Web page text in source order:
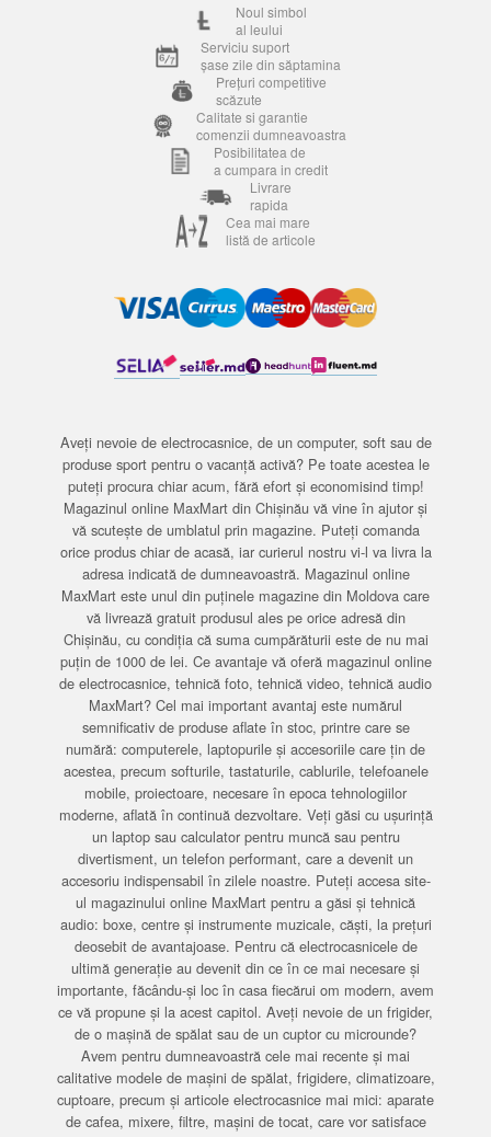
Noul simbol
al leului
Serviciu suport
șase zile din săptamina
Prețuri competitive
scăzute
Calitate si garantie
comenzii dumneavoastra
Posibilitatea de
a cumpara in credit
Livrare
rapida
Cea mai mare
listă de articole
Aveți nevoie de electrocasnice, de un computer, soft sau de
produse sport pentru o vacanță activă? Pe toate acestea le
puteți procura chiar acum, fără efort și economisind timp!
Magazinul online MaxMart din Chișinău vă vine în ajutor și
vă scutește de umblatul prin magazine. Puteți comanda
orice produs chiar de acasă, iar curierul nostru vi-l va livra la
adresa indicată de dumneavoastră. Magazinul online
MaxMart este unul din puținele magazine din Moldova care
vă livrează gratuit produsul ales pe orice adresă din
Chișinău, cu condiția că suma cumpărăturii este de nu mai
puțin de 1000 de lei. Ce avantaje vă oferă magazinul online
de electrocasnice, tehnică foto, tehnică video, tehnică audio
MaxMart? Cel mai important avantaj este numărul
semnificativ de produse aflate în stoc, printre care se
numără: computerele, laptopurile și accesoriile care țin de
acestea, precum softurile, tastaturile, cablurile, telefoanele
mobile, proiectoare, necesare în epoca tehnologiilor
moderne, aflată în continuă dezvoltare. Veți găsi cu ușurință
un laptop sau calculator pentru muncă sau pentru
divertisment, un telefon performant, care a devenit un
accesoriu indispensabil în zilele noastre. Puteți accesa site-
ul magazinului online MaxMart pentru a găsi și tehnică
audio: boxe, centre și instrumente muzicale, căști, la prețuri
deosebit de avantajoase. Pentru că electrocasnicele de
ultimă generație au devenit din ce în ce mai necesare și
importante, făcându-și loc în casa fiecărui om modern, avem
ce vă propune și la acest capitol. Aveți nevoie de un frigider,
de o mașină de spălat sau de un cuptor cu microunde?
Avem pentru dumneavoastră cele mai recente și mai
calitative modele de mașini de spălat, frigidere, climatizoare,
cuptoare, precum și articole electrocasnice mai mici: aparate
de cafea, mixere, filtre, mașini de tocat, care vor satisface